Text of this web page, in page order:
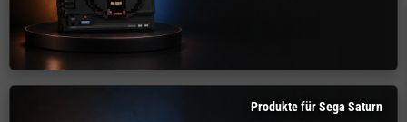
Produkte für Sega Saturn